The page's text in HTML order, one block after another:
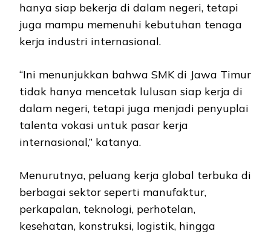
hanya siap bekerja di dalam negeri, tetapi
juga mampu memenuhi kebutuhan tenaga
kerja industri internasional.
“Ini menunjukkan bahwa SMK di Jawa Timur
tidak hanya mencetak lulusan siap kerja di
dalam negeri, tetapi juga menjadi penyuplai
talenta vokasi untuk pasar kerja
internasional,” katanya.
Menurutnya, peluang kerja global terbuka di
berbagai sektor seperti manufaktur,
perkapalan, teknologi, perhotelan,
kesehatan, konstruksi, logistik, hingga